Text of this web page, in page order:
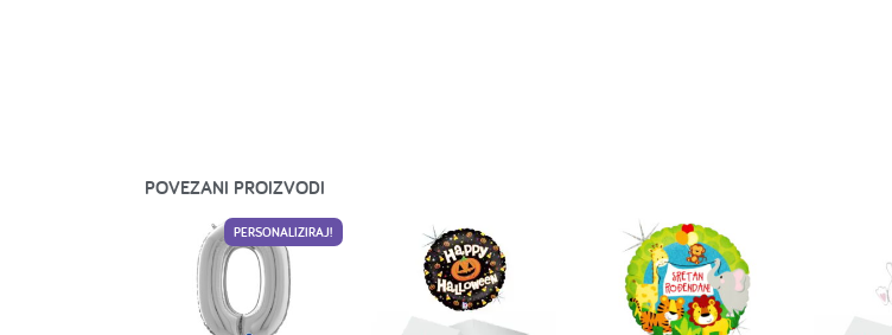
POVEZANI PROIZVODI
PERSONALIZIRAJ!